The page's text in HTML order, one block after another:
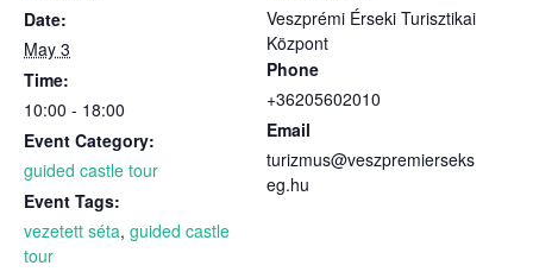
Date:
May 3
Time:
10:00 - 18:00
Event Category:
guided castle tour
Event Tags:
vezetett séta, guided castle
tour
Veszprémi Érseki Turisztikai
Központ
Phone
+36205602010
Email
turizmus@veszpremierseks
eg.hu